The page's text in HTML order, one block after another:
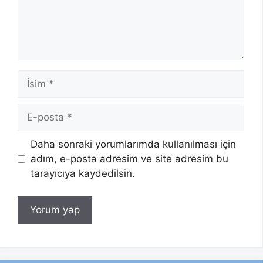
İsim
posta
Daha sonraki yorumlarımda kullanılması için
adım, e-posta adresim ve site adresim bu
tarayıcıya kaydedilsin.